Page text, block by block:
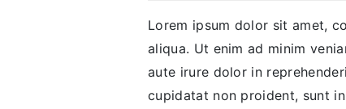
Lorem ipsum dolor sit amet,
aliqua. Ut enim ad minim
aute irure dolor in
cupidatat non proident, sunt